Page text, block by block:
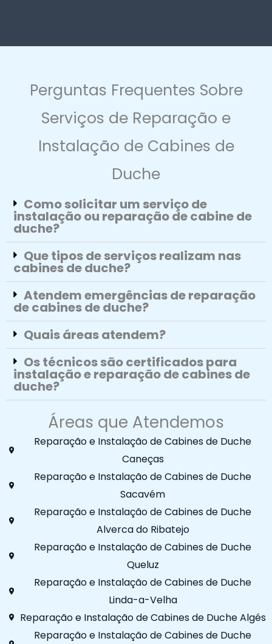
Perguntas Frequentes Sobre
Serviços de Reparação e
Instalação de Cabines de
Duche
Como solicitar um serviço de
instalação ou reparação de cabine de
duche?
Que tipos de serviços realizam nas
cabines de duche?
Atendem emergências de reparação
de cabines de duche?
Quais áreas atendem?
Os técnicos são certificados para
instalação e reparação de cabines de
duche?
Áreas que Atendemos
Reparação e Instalação de Cabines de Duche
Caneças
Reparação e Instalação de Cabines de Duche
Sacavém
Reparação e Instalação de Cabines de Duche
Alverca do Ribatejo
Reparação e Instalação de Cabines de Duche
Queluz
Reparação e Instalação de Cabines de Duche
Linda-a-Velha
Reparação e Instalação de Cabines de Duche Algés
Reparação e Instalação de Cabines de Duche